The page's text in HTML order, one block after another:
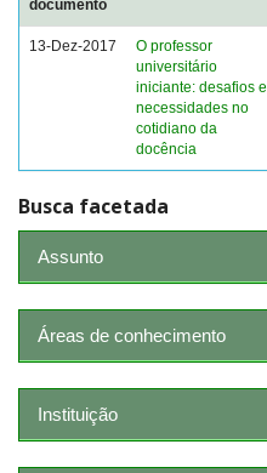
documento
13-Dez-2017
O professor
universitário
iniciante: desafios e
necessidades no
cotidiano da
docência
Busca facetada
Assunto
Áreas de conhecimento
Instituição